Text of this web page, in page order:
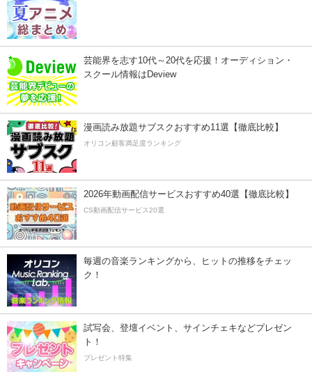
芸能界を志す10代～20代を応援！オーディション・
スクール情報はDeview
漫画読み放題サブスクおすすめ11選【徹底比較】
オリコン顧客満足度ランキング
2026年動画配信サービスおすすめ40選【徹底比較】
CS動画配信サービス20選
毎週の音楽ランキングから、ヒットの推移をチェッ
ク！
試写会、登壇イベント、サインチェキなどプレゼン
ト！
プレゼント特集